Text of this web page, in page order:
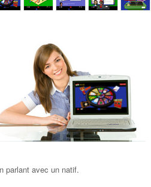
parlant avec un natif.